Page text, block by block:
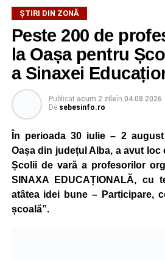
ȘTIRI DIN ZONĂ
Peste 200 de
la Oașa pentru
a Sinaxei
Publicat acum 2 zileîn 04.08.2026
De sebesinfo.ro
În perioada 30 iulie – 2
Oașa din județul Alba, a avut loc
Școlii de vară a profesorilor
SINAXA EDUCAȚIONALĂ, cu
atâtea idei bune – Participare,
școală”.